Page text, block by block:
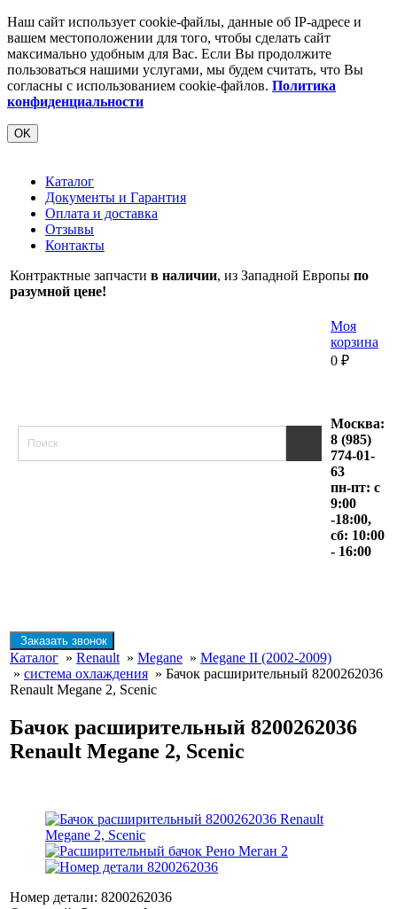
Наш сайт использует cookie-файлы, данные об IP-адресе и
вашем местоположении для того, чтобы сделать сайт
максимально удобным для Вас. Если Вы продолжите
пользоваться нашими услугами, мы будем считать, что Вы
согласны с использованием cookie-файлов. Политика
конфиденциальности
OK
Каталог
Документы и Гарантия
Оплата и доставка
Отзывы
Контакты
Контрактные запчасти в наличии, из Западной Европы по
разумной цене!
Моя
корзина
0 ₽
Москва:
8 (985)
774-01-
63
пн-пт: с
9:00
-18:00,
сб: 10:00
- 16:00
Заказать звонок
Каталог » Renault » Megane » Megane II (2002-2009)
» система охлаждения » Бачок расширительный 8200262036
Renault Megane 2, Scenic
Бачок расширительный 8200262036
Renault Megane 2, Scenic
Номер детали: 8200262036